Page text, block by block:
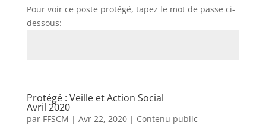
Pour voir ce poste protégé, tapez le mot de passe ci-
dessous:
Protégé : Veille et Action Social
Avril 2020
par FFSCM | Avr 22, 2020| Contenu public